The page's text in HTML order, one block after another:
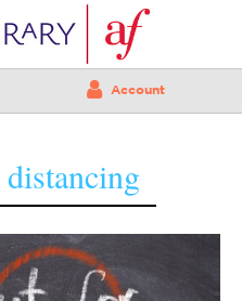
Account